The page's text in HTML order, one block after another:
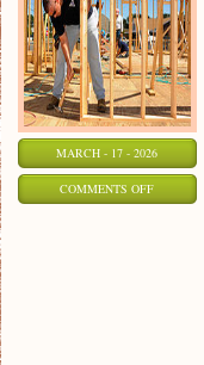
MARCH - 17 - 2026
COMMENTS OFFON